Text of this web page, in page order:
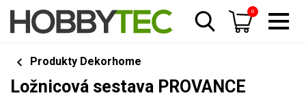
0
Produkty Dekorhome
Ložnicová sestava PROVANCE